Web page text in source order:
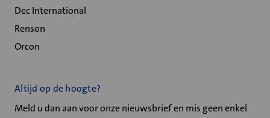
Dec International
Renson
Orcon
Altijd op de hoogte?
Meld u dan aan voor onze nieuwsbrief en mis geen enkel